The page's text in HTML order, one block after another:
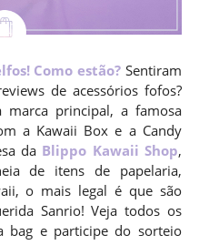
Como estão? Sentiram
de acessórios fofos?
marca principal, a famosa
a Kawaii Box e a Candy
da Blippo Kawaii Shop,
de itens de papelaria,
o mais legal é que são
Sanrio! Veja todos os
bag e participe do sorteio